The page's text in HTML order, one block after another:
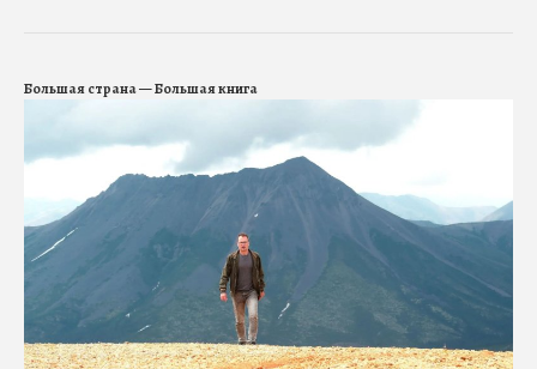
Большая страна — Большая книга